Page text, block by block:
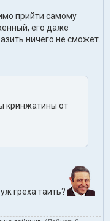
прийти самому
его даже
ничего не сможет.
кринжатины от
греха таить?